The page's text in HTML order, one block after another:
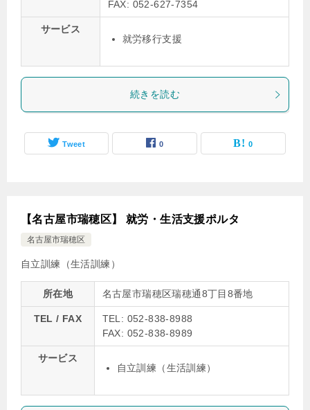
FAX: 052-627-7354
サービス
就労移行支援
続きを読む
Tweet 0 0
【名古屋市瑞穂区】 就労・生活支援ポルタ
名古屋市瑞穂区
自立訓練（生活訓練）
所在地 名古屋市瑞穂区瑞穂通8丁目8番地
TEL / FAX
TEL: 052-838-8988
FAX: 052-838-8989
サービス
自立訓練（生活訓練）